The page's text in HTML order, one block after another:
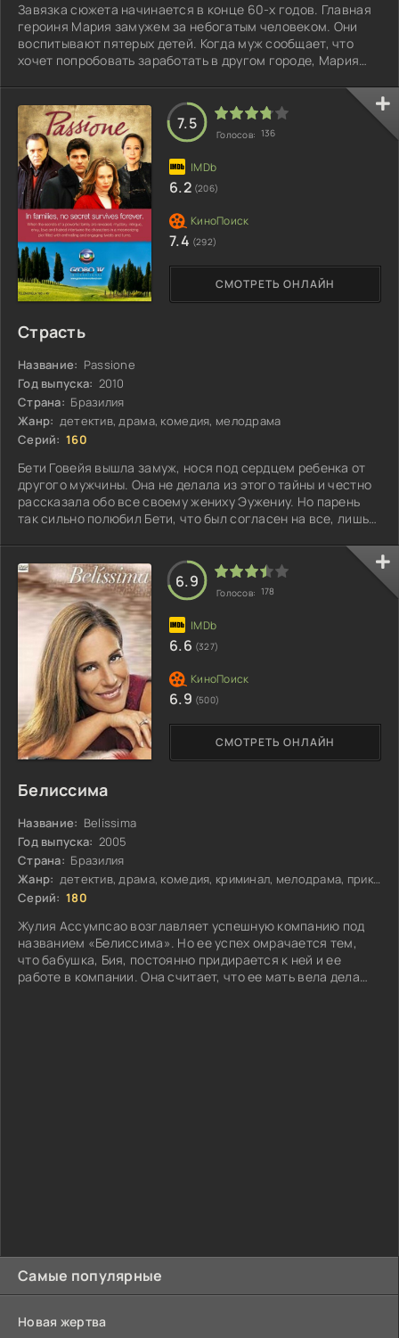
Самые популярные
Новая жертва
Завязка сюжета начинается в конце 60-х годов. Главная
героиня Мария замужем за небогатым человеком. Они
воспитывают пятерых детей. Когда муж сообщает, что
хочет попробовать заработать в другом городе, Мария
пропитание...
Страсть
Название: Passione
Год выпуска: 2010
Страна: Бразилия
Жанр: детектив, драма, комедия, мелодрама
Серий: 160
Бети Говейя вышла замуж, нося под сердцем ребенка от
другого мужчины. Она не делала из этого тайны и честно
рассказала обо все своему жениху Эужениу. Но парень
так сильно полюбил Бети, что был согласен на все, лишь
настоящим отцом...
СМОТРЕТЬ ОНЛАЙН
7.5
Голосов: 136
6.2 (206)
7.4 (292)
Белиссима
Название: Belíssima
Год выпуска: 2005
Страна: Бразилия
Жанр: детектив, драма, комедия, криминал, мелодрама, приключения, семейный, триллер
Серий: 180
Жулия Ассумпсао возглавляет успешную компанию под
названием «Белиссима». Но ее успех омрачается тем,
что бабушка, Бия, постоянно придирается к ней и ее
работе в компании. Она считает, что ее мать вела дела
СМОТРЕТЬ ОНЛАЙН
6.9
Голосов: 178
6.6 (327)
6.9 (500)